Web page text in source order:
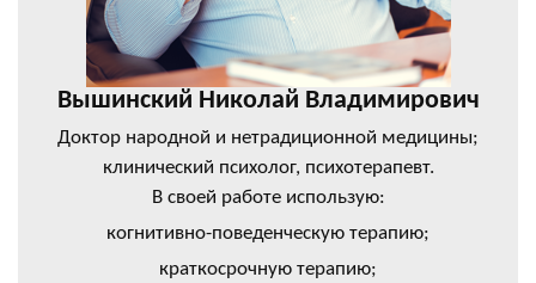
Вышинский Николай Владимирович
Доктор народной и нетрадиционной медицины;
клинический психолог, психотерапевт.
В своей работе использую:
когнитивно-поведенческую терапию;
краткосрочную терапию;